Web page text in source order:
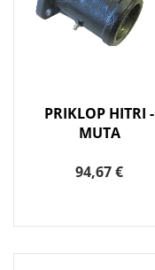
PRIKLOP HITRI -
MUTA
94,67 €